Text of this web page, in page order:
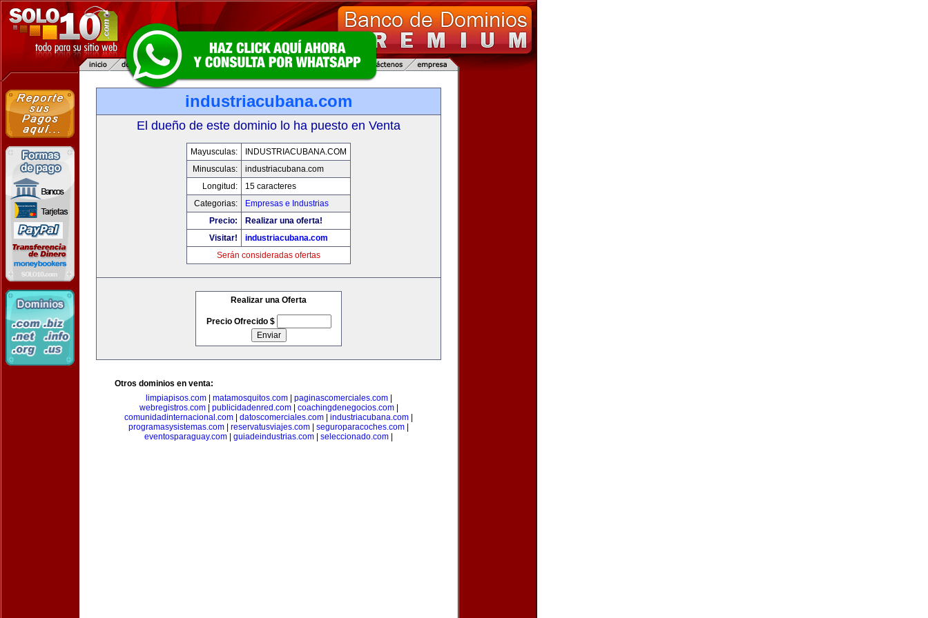
industriacubana.com
El dueño de este dominio lo ha puesto en Venta
Mayusculas:
INDUSTRIACUBANA.COM
Minusculas:
industriacubana.com
Longitud:
15 caracteres
Categorias:
Empresas e Industrias
Precio:
Realizar una oferta!
Visitar!
industriacubana.com
Serán consideradas ofertas
Realizar una Oferta
Precio Ofrecido $
Otros dominios en venta:
limpiapisos.com| matamosquitos.com| paginascomerciales.com|
webregistros.com| publicidadenred.com| coachingdenegocios.com|
comunidadinternacional.com
datoscomerciales.com industriacubana.com
programasysistemas.com
reservatusviajes.com seguroparacoches.com
eventosparaguay.com
guiadeindustrias.com seleccionado.com